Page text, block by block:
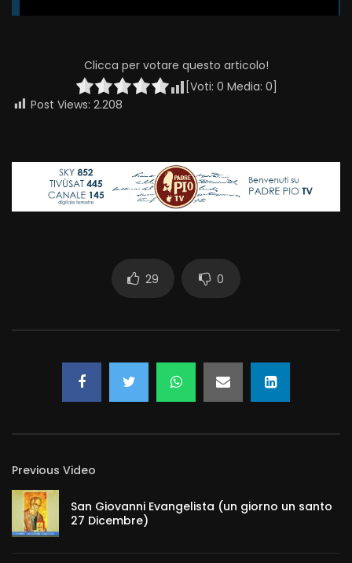
Clicca per votare questo articolo!
[Voti: 0 Media: 0]
Post Views: 2.208
29 0
Previous Video
San Giovanni Evangelista (un giorno un santo
27 Dicembre)